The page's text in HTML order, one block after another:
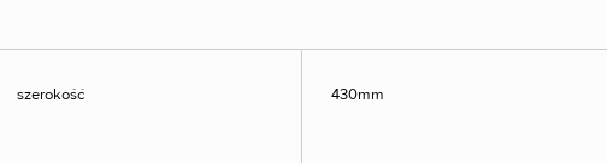
szerokość 430mm